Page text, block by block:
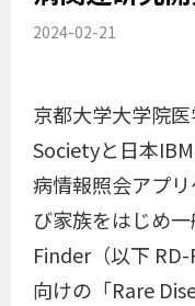
2024-02-21
京都大学大学院
Societyと日本
病情報照会アプ
び家族をはじめ
Finder（以下
向けの「Rare